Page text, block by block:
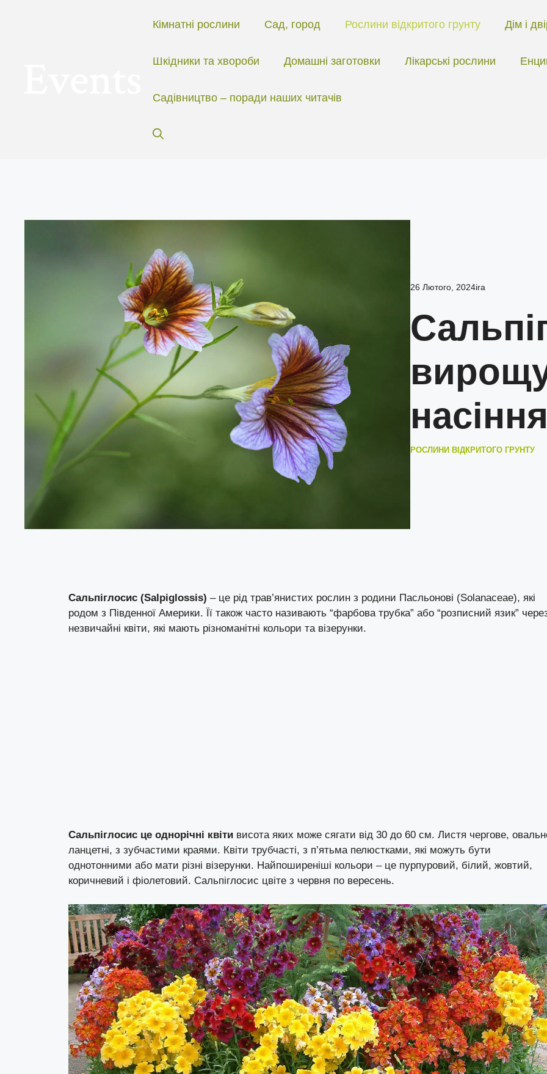
Кімнатні рослини Сад, город Рослини відкритого грунту Дім і
Шкідники та хвороби Домашні заготовки Лікарські рослини
Садівництво – поради наших читачів
26 Лютого, 2024ira
РОСЛИНИ ВІДКРИТОГО ГРУНТУ
Сальпіглосис (Salpiglossis) – це рід трав’янистих рослин з родини Пасльонові (Solanaceae), які
родом з Південної Америки. Її також часто називають “фарбова трубка” або “розписний язик”
незвичайні квіти, які мають різноманітні кольори та візерунки.
Сальпіглосис це однорічні квіти висота яких може сягати від 30 до 60 см. Листя чергове,
ланцетні, з зубчастими краями. Квіти трубчасті, з п’ятьма пелюстками, які можуть бути
однотонними або мати різні візерунки. Найпоширеніші кольори – це пурпуровий, білий, жовтий,
коричневий і фіолетовий. Сальпіглосис цвіте з червня по вересень.